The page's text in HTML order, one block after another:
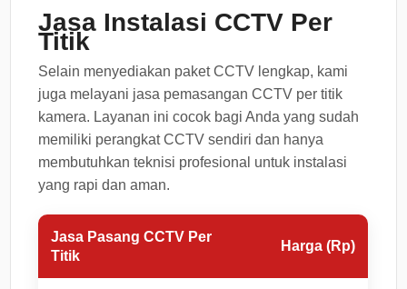
Jasa Instalasi CCTV Per
Titik
Selain menyediakan paket CCTV lengkap, kami
juga melayani jasa pemasangan CCTV per titik
kamera. Layanan ini cocok bagi Anda yang sudah
memiliki perangkat CCTV sendiri dan hanya
membutuhkan teknisi profesional untuk instalasi
yang rapi dan aman.
Jasa Pasang CCTV Per
Titik
Harga (Rp)